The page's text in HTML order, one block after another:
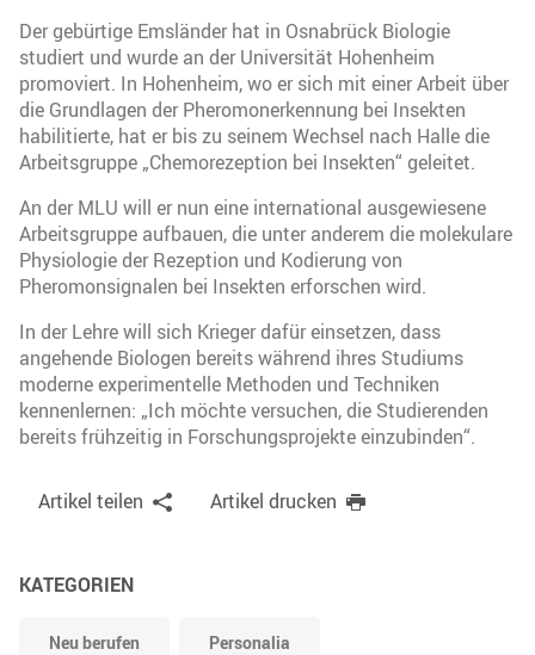
Der gebürtige Emsländer hat in Osnabrück Biologie
studiert und wurde an der Universität Hohenheim
promoviert. In Hohenheim, wo er sich mit einer Arbeit über
die Grundlagen der Pheromonerkennung bei Insekten
habilitierte, hat er bis zu seinem Wechsel nach Halle die
Arbeitsgruppe „Chemorezeption bei Insekten“ geleitet.
An der MLU will er nun eine international ausgewiesene
Arbeitsgruppe aufbauen, die unter anderem die molekulare
Physiologie der Rezeption und Kodierung von
Pheromonsignalen bei Insekten erforschen wird.
In der Lehre will sich Krieger dafür einsetzen, dass
angehende Biologen bereits während ihres Studiums
moderne experimentelle Methoden und Techniken
kennenlernen: „Ich möchte versuchen, die Studierenden
bereits frühzeitig in Forschungsprojekte einzubinden“.
Artikel teilen Artikel drucken
KATEGORIEN
Neu berufen Personalia